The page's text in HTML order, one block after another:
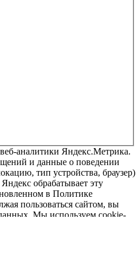
аналитики Яндекс.Метрика.
и данные о поведении
тип устройства, браузер)
обрабатывает эту
в Политике
пользоваться сайтом, вы
данных. Мы используем cookie-